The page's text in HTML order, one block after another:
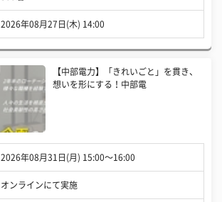
2026年08月27日(木) 14:00
【中部電力】「きれいごと」を貫き、
想いを形にする！中部電
2026年08月31日(月) 15:00〜16:00
オンラインにて実施